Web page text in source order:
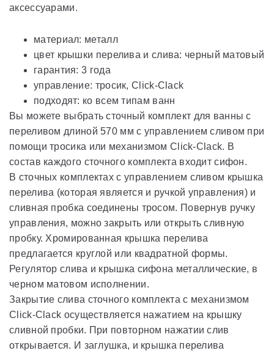
аксессуарами.
материал: металл
цвет крышки перелива и слива: черный матовый
гарантия: 3 года
управление: тросик, Click-Clack
подходят: ко всем типам ванн
Вы можете выбрать сточный комплект для ванны с
переливом длиной 570 мм с управлением сливом при
помощи тросика или механизмом Click-Clack. В
состав каждого сточного комплекта входит сифон.
В сточных комплектах с управлением сливом крышка
перелива (которая является и ручкой управления) и
сливная пробка соединены тросом. Повернув ручку
управления, можно закрыть или открыть сливную
пробку. Хромированная крышка перелива
предлагается круглой или квадратной формы.
Регулятор слива и крышка сифона металлические, в
черном матовом исполнении.
Закрытие слива сточного комплекта с механизмом
Click-Clack осуществляется нажатием на крышку
сливной пробки. При повторном нажатии слив
открывается. И заглушка, и крышка перелива